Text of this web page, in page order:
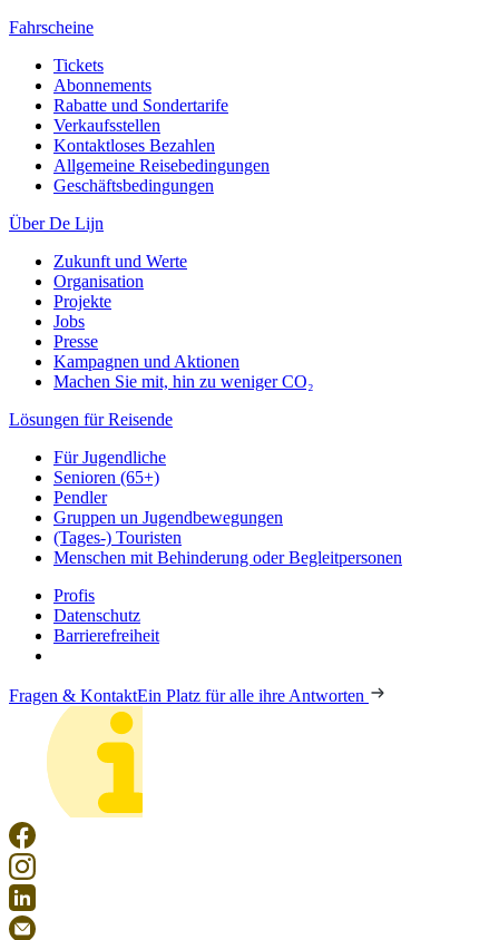
Fahrscheine
Tickets
Abonnements
Rabatte und Sondertarife
Verkaufsstellen
Kontaktloses Bezahlen
Allgemeine Reisebedingungen
Geschäftsbedingungen
Über De Lijn
Zukunft und Werte
Organisation
Projekte
Jobs
Presse
Kampagnen und Aktionen
Machen Sie mit, hin zu weniger CO₂
Lösungen für Reisende
Für Jugendliche
Senioren (65+)
Pendler
Gruppen un Jugendbewegungen
(Tages-) Touristen
Menschen mit Behinderung oder Begleitpersonen
Profis
Datenschutz
Barrierefreiheit
Fragen & KontaktEin Platz für alle ihre Antworten